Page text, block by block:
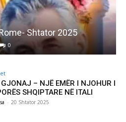
Shtator 2025
0
GJONAJ – NJË EMËR I NJOHUR I
SHQIPTARE NË ITALI
- 20 Shtator 2025